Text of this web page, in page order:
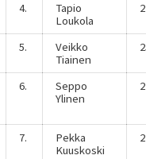
4.
Tapio
Loukola
5.
Veikko
Tiainen
6.
Seppo
Ylinen
7.
Pekka
Kuuskoski